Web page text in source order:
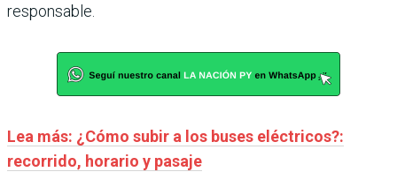
responsable.
Lea más: ¿Cómo subir a los buses eléctricos?:
recorrido, horario y pasaje